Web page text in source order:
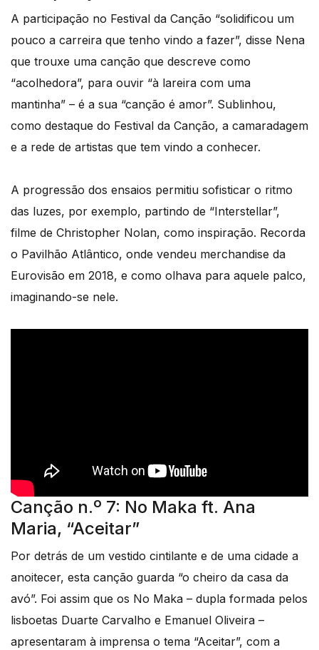
A participação no Festival da Canção “solidificou um
pouco a carreira que tenho vindo a fazer”, disse Nena
que trouxe uma canção que descreve como
“acolhedora”, para ouvir “à lareira com uma
mantinha” – é a sua “canção é amor”. Sublinhou,
como destaque do Festival da Canção, a camaradagem
e a rede de artistas que tem vindo a conhecer.
A progressão dos ensaios permitiu sofisticar o ritmo
das luzes, por exemplo, partindo de “Interstellar”,
filme de Christopher Nolan, como inspiração. Recorda
o Pavilhão Atlântico, onde vendeu merchandise da
Eurovisão em 2018, e como olhava para aquele palco,
imaginando-se nele.
Canção n.º 7: No Maka ft. Ana
Maria, “Aceitar”
Por detrás de um vestido cintilante e de uma cidade a
anoitecer, esta canção guarda “o cheiro da casa da
avó”. Foi assim que os No Maka – dupla formada pelos
lisboetas Duarte Carvalho e Emanuel Oliveira –
apresentaram à imprensa o tema “Aceitar”, com a